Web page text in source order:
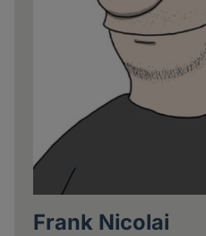
Frank Nicolai